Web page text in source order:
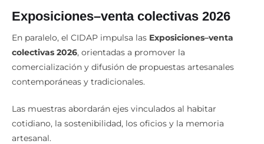
Exposiciones–venta colectivas 2026
En paralelo, el CIDAP impulsa las Exposiciones–venta
colectivas 2026, orientadas a promover la
comercialización y difusión de propuestas artesanales
contemporáneas y tradicionales.
Las muestras abordarán ejes vinculados al habitar
cotidiano, la sostenibilidad, los oficios y la memoria
artesanal.